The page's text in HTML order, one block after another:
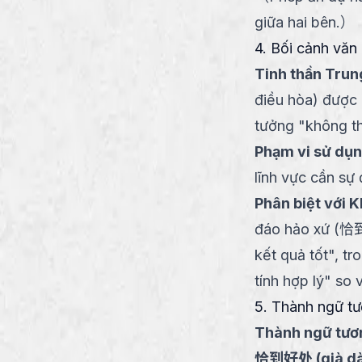
giữa hai bên.）
4. Bối cảnh
Tinh thần
điều hòa) được
tưởng "không
Phạm vi sử
lĩnh vực cần sự
Phân biệt với
đáo hảo xứ (恰
kết quả tốt",
tính hợp lý" so
5. Thành ngữ
Thành ngữ
恰到好处 (qià